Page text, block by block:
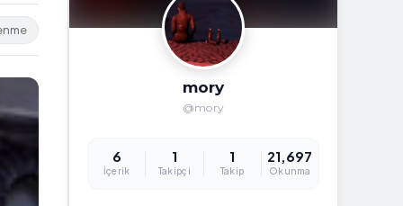
mory
@mory
6
İçerik
1
Takipçi
1
Takip
21,697
Okunma